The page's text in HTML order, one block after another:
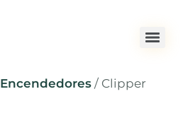
Encendedores / Clipper